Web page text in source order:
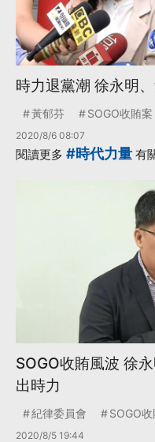
時力退黨潮 徐永明
黃郁芬 SOGO收賄案
2020/8/6 08:07
閱讀更多 #時代力量 有
SOGO收賄風波 徐
出時力
紀律委員會 SOGO
2020/8/5 19:44